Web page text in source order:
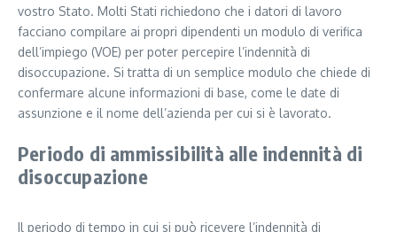
vostro Stato. Molti Stati richiedono che i datori di lavoro
facciano compilare ai propri dipendenti un modulo di verifica
dell’impiego (VOE) per poter percepire l’indennità di
disoccupazione. Si tratta di un semplice modulo che chiede di
confermare alcune informazioni di base, come le date di
assunzione e il nome dell’azienda per cui si è lavorato.
Periodo di ammissibilità alle indennità di
disoccupazione
Il periodo di tempo in cui si può ricevere l’indennità di